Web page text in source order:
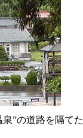
”の道路を隔て